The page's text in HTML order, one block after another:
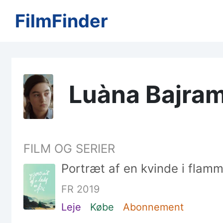
FilmFinder
Luàna
FILM OG SERIER
Portræt af en kvinde i
FR 2019
Leje
Købe Abonnement